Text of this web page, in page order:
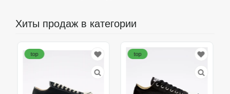
Хиты продаж в категории
top top